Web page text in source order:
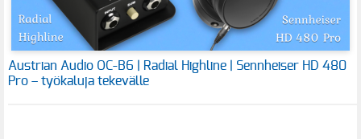
Austrian Audio OC-B6 | Radial Highline | Sennheiser HD 480
Pro – työkaluja tekevälle